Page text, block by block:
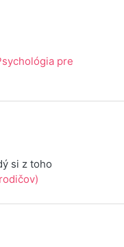
pre
si z toho